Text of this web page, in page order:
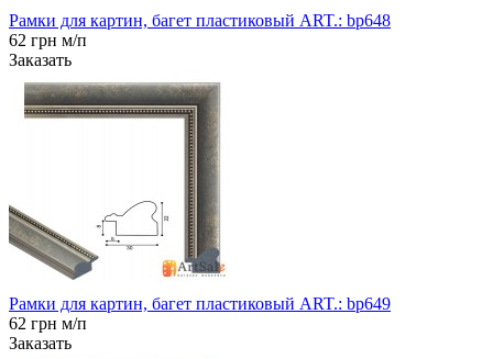
Рамки для картин, багет пластиковый ART.: bp648
62 грн м/п
Заказать
Рамки для картин, багет пластиковый ART.: bp649
62 грн м/п
Заказать